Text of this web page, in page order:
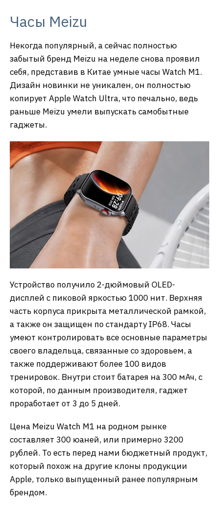
Часы Meizu
Некогда популярный, а сейчас полностью
забытый бренд Meizu на неделе снова проявил
себя, представив в Китае умные часы Watch М1.
Дизайн новинки не уникален, он полностью
копирует Apple Watch Ultra, что печально, ведь
раньше Meizu умели выпускать самобытные
гаджеты.
Устройство получило 2-дюймовый OLED-
дисплей с пиковой яркостью 1000 нит. Верхняя
часть корпуса прикрыта металлической рамкой,
а также он защищен по стандарту IP68. Часы
умеют контролировать все основные параметры
своего владельца, связанные со здоровьем, а
также поддерживают более 100 видов
тренировок. Внутри стоит батарея на 300 мАч, с
которой, по данным производителя, гаджет
проработает от 3 до 5 дней.
Цена Meizu Watch М1 на родном рынке
составляет 300 юаней, или примерно 3200
рублей. То есть перед нами бюджетный продукт,
который похож на другие клоны продукции
Apple, только выпущенный ранее популярным
брендом.